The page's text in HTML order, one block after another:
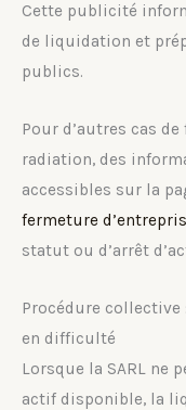
Cette publicité
de liquidation et
publics.
Pour d’autres cas
radiation, des
accessibles sur la
fermeture
statut ou d’arrêt
Procédure collective
en difficulté
Lorsque la SARL ne
actif disponible, la